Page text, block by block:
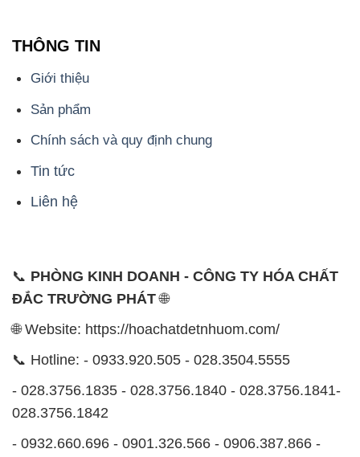
THÔNG TIN
Giới thiệu
Sản phẩm
Chính sách và quy định chung
Tin tức
Liên hệ
📞 PHÒNG KINH DOANH - CÔNG TY HÓA CHẤT
ĐẮC TRƯỜNG PHÁT🌐
🌐 Website: https://hoachatdetnhuom.com/
📞 Hotline: - 0933.920.505 - 028.3504.5555
- 028.3756.1835 - 028.3756.1840 - 028.3756.1841-
028.3756.1842
- 0932.660.696 - 0901.326.566 - 0906.387.866 -